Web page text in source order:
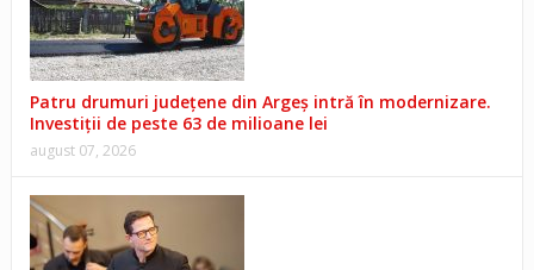
Patru drumuri județene din Argeș intră în modernizare.
Investiții de peste 63 de milioane lei
august 07, 2026